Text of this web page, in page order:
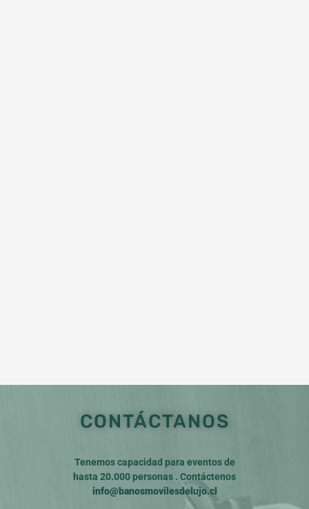
CONTÁCTANOS
Tenemos capacidad para eventos de
hasta 20.000 personas . Contáctenos
info@banosmovilesdelujo.cl